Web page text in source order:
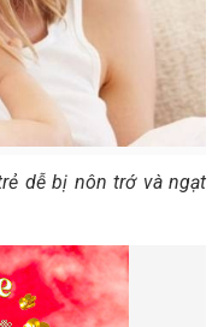
dễ bị nôn trớ và ngạt